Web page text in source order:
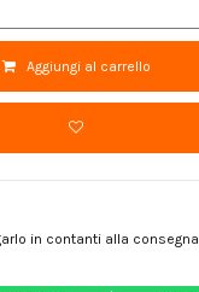
Aggiungi al carrello
in contanti alla consegna